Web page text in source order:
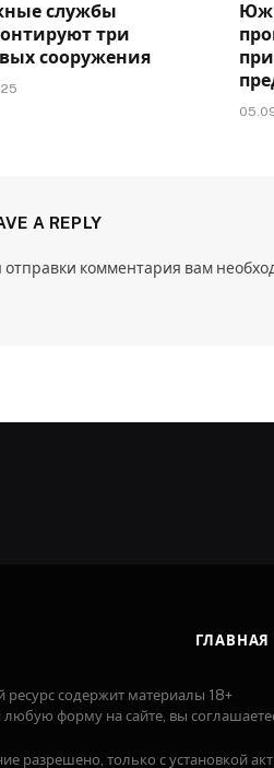
службы
три
сооружения
A REPLY
отправки комментария вам
ГЛАВНАЯ
ресурс содержит материалы 18+
любую форму на сайте, вы
разрешено, только с установкой